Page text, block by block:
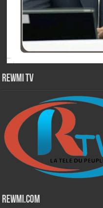
Rewmi TV
Rewmi.Com